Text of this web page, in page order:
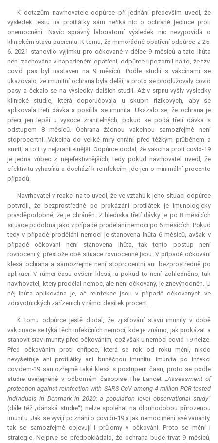
K dotazům navrhovatele odpůrce při jednání především uvedl, že
výsledek testu na protilátky sám neříká nic o ochraně jedince proti
onemocnění. Navíc správný laboratorní výsledek nic nevypovídá o
klinickém stavu pacienta. K tomu, že mimořádné opatření odpůrce z 25.
6. 2021 stanovilo výjimku pro očkované v délce 9 měsíců a tato lhůta
není zachována v napadeném opatření, odpůrce upozornil na to, že tzv.
covid pas byl nastaven na 9 měsíců. Podle studií s vakcínami se
ukazovalo, že imunitní ochrana byla delší, a proto se prodlužovaly covid
pasy a čekalo se na výsledky dalších studií. Až v srpnu vyšly výsledky
klinické studie, která doporučovala u skupin rizikových, aby se
aplikovala třetí dávka a posílila seimunita. Ukázalo se, že ochrana je
přeci jen lepší u vysoce zranitelných, pokud se podá třetí dávka s
odstupem 8 měsíců. Ochrana žádnou vakcínou samozřejmě není
stoprocentní. Vakcína do veliké míry chrání před těžkým průběhem a
smrtí, a to i ty nejzranitelnější. Odpůrce dodal, že vakcína proti covid-19
je jedna vůbec z nejefektivnějších, tedy pokud navrhovatel uvedl, že
efektivita vyhasíná a dochází k reinfekcím, jde jen o minimální procento
případů.
Navrhovatel v reakci na to uvedl, že ve vztahu k jeho situaci odpůrce
potvrdil, že bezprostředně po prokázání protilátek je imunologicky
pravděpodobné, že je chráněn. Z hlediska třetí dávky je po 8 měsících
situace podobná jako v případě prodělání nemoci po 6 měsících. Pokud
tedy v případě prodělání nemoci je stanovena lhůta 6 měsíců, avšak v
případě očkování není stanovena lhůta, tak tento postup není
rovnocenný, přestože obě situace rovnocenné jsou. V případě očkování
klesá ochrana a samozřejmě není stoprocentní ani bezprostředně po
aplikaci. V rámci času ovšem klesá, a pokud to není zohledněno, tak
navrhovatel, který prodělal nemoc, ale není očkovaný, je znevýhodněn. U
něj lhůta aplikována je, ač reinfekce jsou v případě očkovaných ve
zdravotnických zařízeních v rámci desítek procent.
K tomu odpůrce ještě dodal, že zjišťování stavu imunity v době
vakcinace se týká těch infekčních nemocí, kde je známo, jak prokázat a
stanovit stav imunity před očkováním, což však u nemoci covid-19 nelze.
Před očkováním proti chřipce, která se rok od roku mění, nikdo
nevyšetřuje ani protilátky ani buněčnou imunitu. Imunita po infekci
covidem-19 samozřejmě také klesá s postupem času, proto se podle
studie uveřejněné v odborném časopise The Lancet „Assessment of
protection against reinfection with SARS-CoV-among 4 million PCR-tested
individuals in Denmark in 2020: a population level observational study“
(dále též „dánská studie“) nelze spoléhat na dlouhodobou přirozenou
imunitu. Jak se vyvíjí poznání o covidu-19 a jak nemoc mění své varianty,
tak se samozřejmě objevují i průlomy v očkování. Proto se mění i
strategie. Nejprve se předpokládalo, že ochrana bude trvat 9 měsíců,